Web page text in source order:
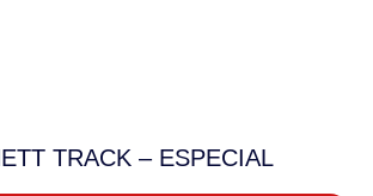
TRACK – ESPECIAL